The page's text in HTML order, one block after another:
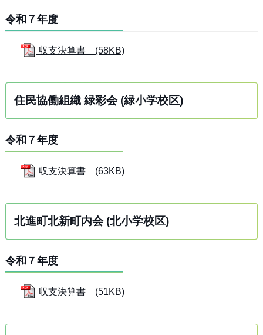
令和７年度
収支決算書 (58KB)
住民協働組織 緑彩会 (緑小学校区)
令和７年度
収支決算書 (63KB)
北進町北新町内会 (北小学校区)
令和７年度
収支決算書 (51KB)